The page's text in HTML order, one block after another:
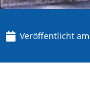
Veröffentlicht